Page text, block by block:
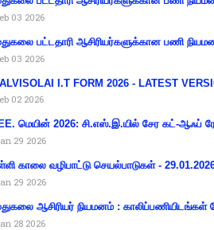
03 2026
பட்டதாரி ஆசிரியர்களுக்கான பணி
03 2026
I.T FORM 2026 - LATEST
02 2026
மெயின் 2026: சி.எஸ்.இ.யில் சேர கட்-ஆஃப்
29 2026
காலை வழிபாட்டு செயல்பாடுகள் -
29 2026
ஆசிரியர் நியமனம் : காலிப்பணியிடங்கள்
28 2026